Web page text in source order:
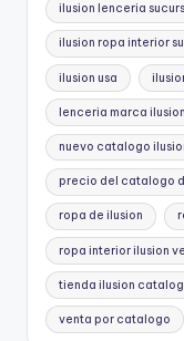
ilusion lenceria
ilusion ropa interior
ilusion usa
lenceria marca ilusion
nuevo catalogo
precio del catalogo
ropa de ilusion
ropa interior ilusion
tienda ilusion
venta por catalogo